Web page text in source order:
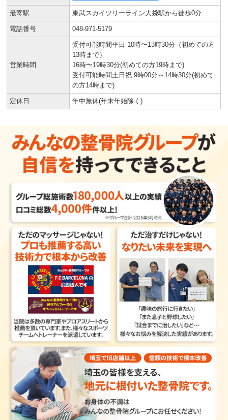
最寄駅 東武スカイツリーライン大袋駅から徒歩0分
電話番号 048-971-5179
営業時間
受付可能時間平日 10時〜13時30分（初めての方
13時まで）
16時〜19時30分(初めての方19時まで)
受付可能時間土日祝 9時00分～14時30分(初めて
の方14時まで)
定休日 年中無休(年末年始除く)